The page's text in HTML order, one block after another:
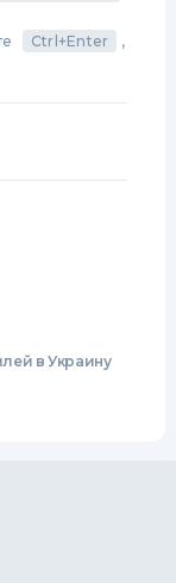
Ctrl+Enter
,
в Украину